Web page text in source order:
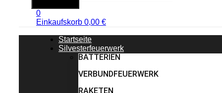
0
Einkaufskorb 0,00 €
Startseite
Silvesterfeuerwerk
BATTERIEN
VERBUNDFEUERWERK
RAKETEN